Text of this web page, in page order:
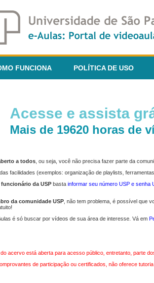
FUNCIONA POLÍTICA DE USO
Acesse e assista
Mais de 19620 horas de
a todos , ou seja, você não precisa fazer parte da
facilidades (exemplos: organização de playlists,
da USP basta informar seu número USP e senha
da comunidade USP , não tem problema, é possível que
é só buscar por vídeos de sua área de interesse. Vá em
acervo está aberta para acesso público, entretanto, parte
de participação ou certificados, não oferece